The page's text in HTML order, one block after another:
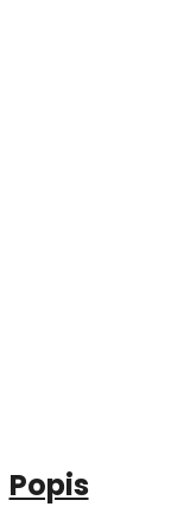
Popis